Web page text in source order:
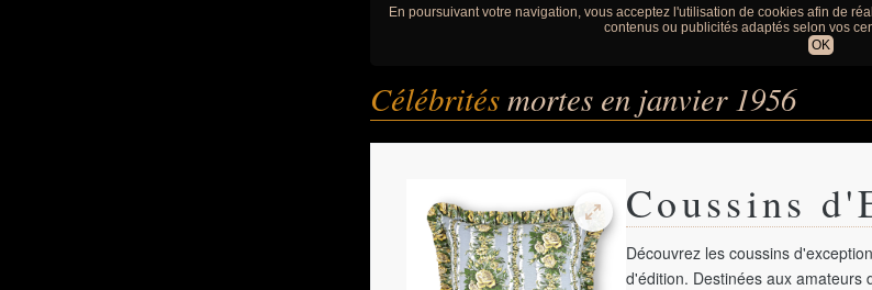
En poursuivant votre navigation, vous acceptez l'utilisation de cookies afin de
contenus ou publicités adaptés selon vos
OK
Célébritésmortes en janvier 1956
Coussins
Découvrez les coussins d'exception
d'édition. Destinées aux amateurs